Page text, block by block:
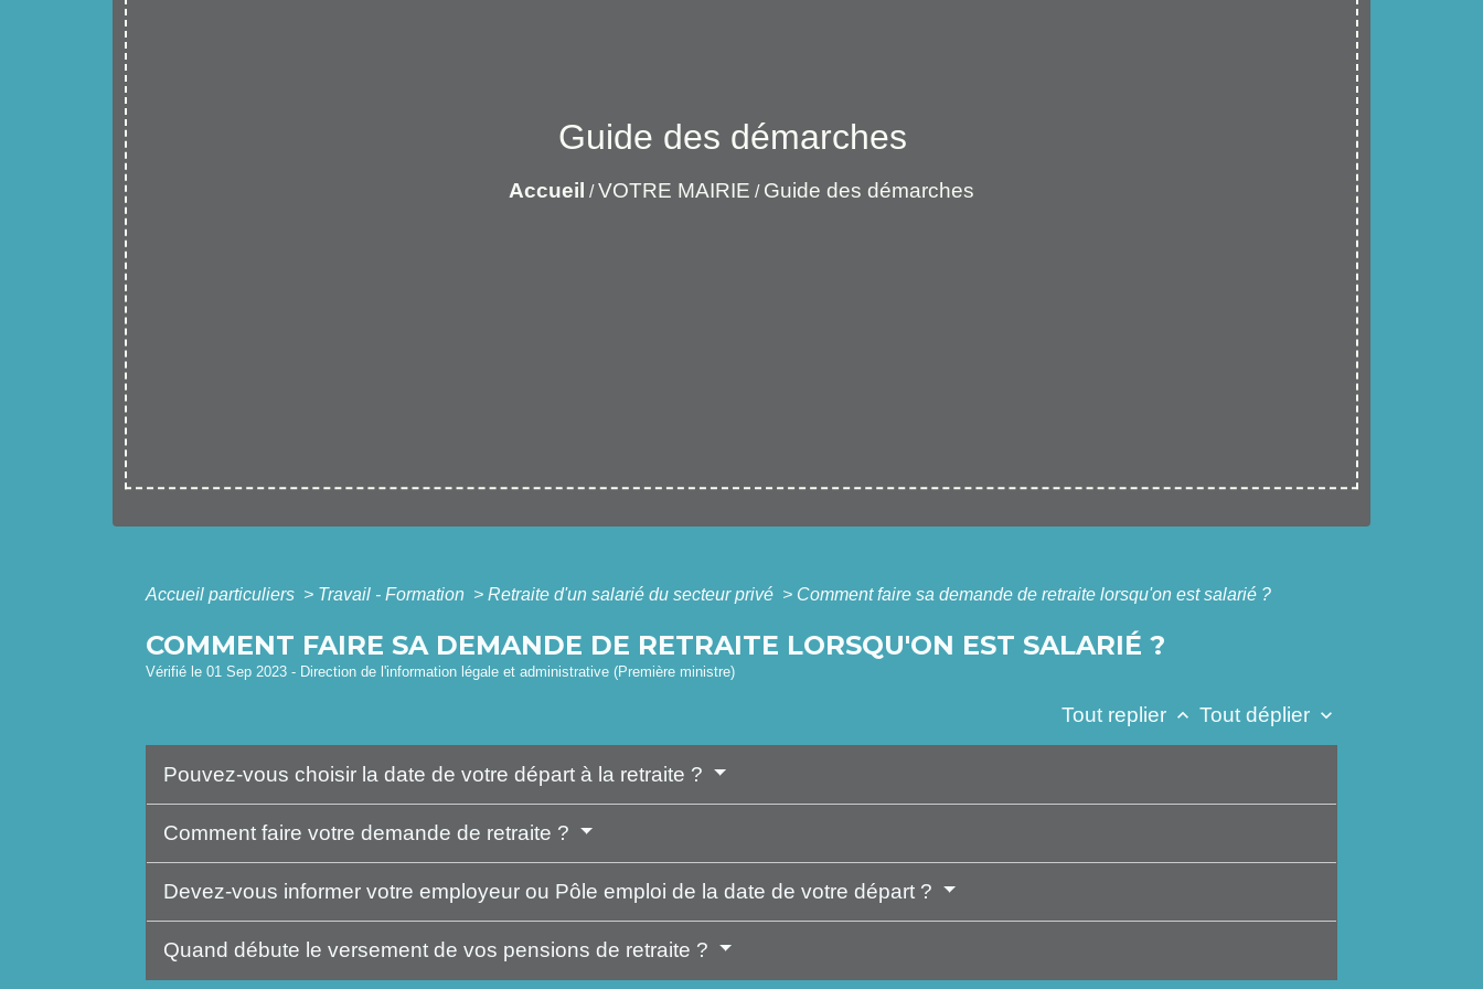
Guide des démarches
Accueil /VOTRE MAIRIE / Guide des démarches
Accueil particuliers > Travail - Formation > Retraite d'un salarié du secteur privé > Comment faire sa demande de retraite lorsqu'on est salarié ?
COMMENT FAIRE SA DEMANDE DE RETRAITE LORSQU'ON EST SALARIÉ ?
Vérifié le 01 Sep 2023 - Direction de l'information légale et administrative (Première ministre)
Tout replier keyboard_arrow_up Tout déplier keyboard_arrow_down
Pouvez-vous choisir la date de votre départ à la retraite ?
Comment faire votre demande de retraite ?
Devez-vous informer votre employeur ou Pôle emploi de la date de votre départ ?
Quand débute le versement de vos pensions de retraite ?